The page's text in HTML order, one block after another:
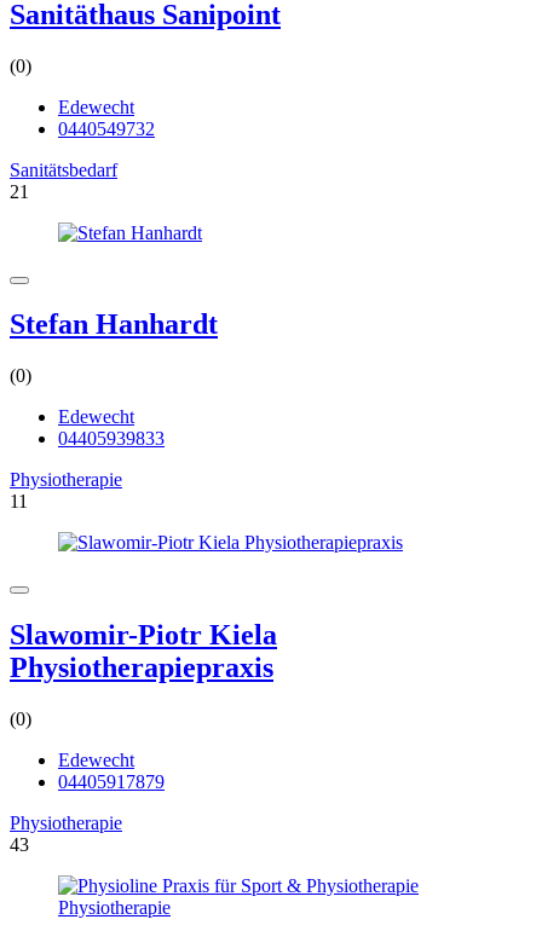
Sanitäthaus Sanipoint
(0)
Edewecht
0440549732
Sanitätsbedarf
21
Stefan Hanhardt
(0)
Edewecht
04405939833
Physiotherapie
11
Slawomir-Piotr Kiela
Physiotherapiepraxis
(0)
Edewecht
04405917879
Physiotherapie
43